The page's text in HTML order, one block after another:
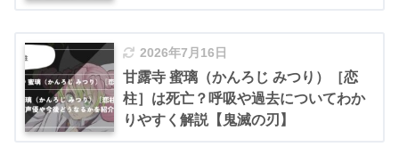
2026年7月16日
甘露寺 蜜璃（かんろじ みつり）［恋
柱］は死亡？呼吸や過去についてわか
りやすく解説【鬼滅の刃】